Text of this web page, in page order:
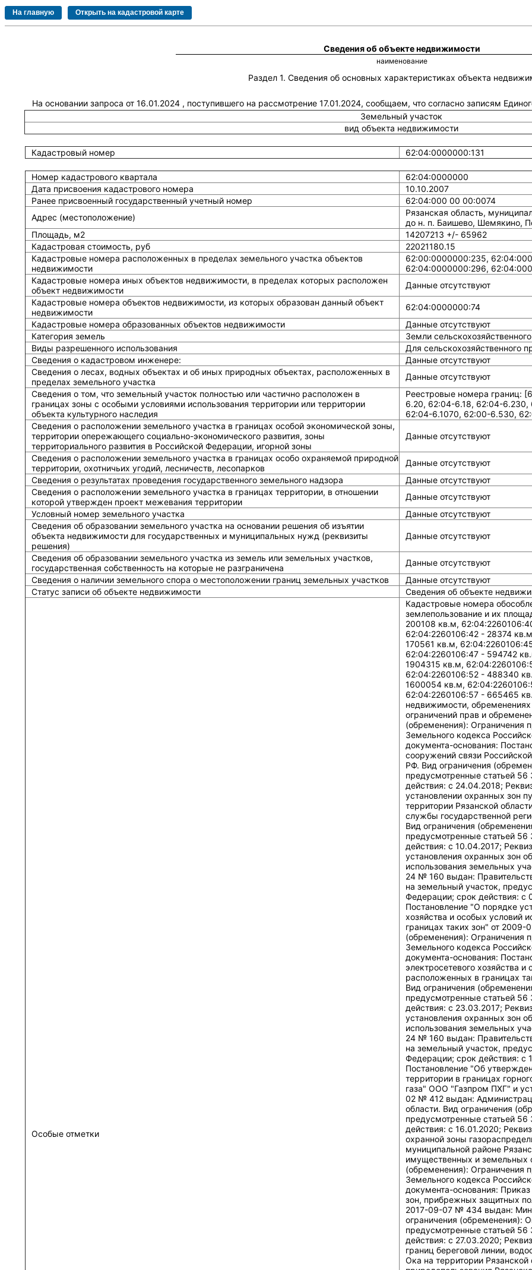
Сведения об объекте недвижимости
наименование
Раздел 1. Сведения об основных характеристиках объекта
На основании запроса от 16.01.2024 , поступившего на рассмотрение 17.01.2024, сообщаем, что согласно записям
Земельный участок
вид объекта недвижимости
Кадастровый номер 62:04:0000000:131
Номер кадастрового квартала
62:04:0000000
Дата присвоения кадастрового номера
10.10.2007
Ранее присвоенный государственный учетный номер
62:04:000 00 00:0074
Адрес (местоположение)
Рязанская область,
до н. п. Баишево, Шемякино,
Площадь, м2
14207213 +/- 65962
Кадастровая стоимость, руб
22021180.15
Кадастровые номера расположенных в пределах земельного участка объектов
недвижимости
62:00:0000000:235,
62:04:0000000:296,
Кадастровые номера иных объектов недвижимости, в пределах которых расположен
объект недвижимости
Данные отсутствуют
Кадастровые номера объектов недвижимости, из которых образован данный объект
недвижимости
62:04:0000000:74
Кадастровые номера образованных объектов недвижимости
Данные отсутствуют
Категория земель
Земли
Виды разрешенного использования
Для сельскохозяйственного
Сведения о кадастровом инженере:
Данные отсутствуют
Cведения о лесах, водных объектах и об иных природных объектах, расположенных в
пределах земельного участка
Данные отсутствуют
Сведения о том, что земельный участок полностью или частично расположен в
границах зоны с особыми условиями использования территории или территории
объекта культурного наследия
Реестровые номера границ:
6.20, 62:04-6.18, 62:04-6.230,
62:04-6.1070, 62:00-6.530,
Сведения о расположении земельного участка в границах особой экономической зоны,
территории опережающего социально-экономического развития, зоны
территориального развития в Российской Федерации, игорной зоны
Данные отсутствуют
Сведения о расположении земельного участка в границах особо охраняемой природной
территории, охотничьих угодий, лесничеств, лесопарков
Данные отсутствуют
Сведения о результатах проведения государственного земельного надзора
Данные отсутствуют
Сведения о расположении земельного участка в границах территории, в отношении
которой утвержден проект межевания территории
Данные отсутствуют
Условный номер земельного участка
Данные отсутствуют
Сведения об образовании земельного участка на основании решения об изъятии
объекта недвижимости для государственных и муниципальных нужд (реквизиты
решения)
Данные отсутствуют
Сведения об образовании земельного участка из земель или земельных участков,
государственная собственность на которые не разграничена
Данные отсутствуют
Сведения о наличии земельного спора о местоположении границ земельных участков
Данные отсутствуют
Статус записи об объекте недвижимости
Сведения об объекте
Особые отметки
Кадастровые номера обособленных (условных) участков, входящих в единое землепользование и их площади: 62:04:2260106:38 - 886900 кв.м, 62:04:2260106:39 - 200108 кв.м, 62:04:2260106:40 - 771314 кв.м, 62:04:2260106:41 - 552653 кв.м, 62:04:2260106:42 - 28374 кв.м, 62:04:2260106:43 - 95992 кв.м, 62:04:2260106:44 - 170561 кв.м, 62:04:2260106:45 - 395944 кв.м, 62:04:2260106:46 - 350449 кв.м, 62:04:2260106:47 - 594742 кв.м, 62:04:2260106:48 - 1453411 кв.м, 62:04:2260106:49 - 1904315 кв.м, 62:04:2260106:50 - 2568264 кв.м, 62:04:2260106:51 - 330418 кв.м, 62:04:2260106:52 - 488340 кв.м, 62:04:2260106:53 - 60219 кв.м, 62:04:2260106:54 - 1600054 кв.м, 62:04:2260106:55 - 278340 кв.м, 62:04:2260106:56 - 811350 кв.м, 62:04:2260106:57 - 665465 кв.м. Сведения об ограничениях права на объект недвижимости, обременениях данного объекта, не зарегистрированных в реестре прав, ограничений прав и обременений недвижимого имущества: Вид ограничения (обременения): Ограничения прав на земельный участок, предусмотренные статьей 56 Земельного кодекса Российской Федерации; срок действия: c 21.01.2016; Реквизиты документа-основания: Постановление "Об утверждении Правил охраны линий и сооружений связи Российской Федерации" от 1995-06-09 № 578 выдан: Правительство РФ. Вид ограничения (обременения): Ограничения прав на земельный участок, предусмотренные статьей 56 Земельного кодекса Российской Федерации; срок действия: c 24.04.2018; Реквизиты документа-основания: Распоряжение об установлении охранных зон пунктов государственной геодезической сети на территории Рязанской области от 2017-04-24 № р/07 выдан: Управление Федеральной службы государственной регистрации, кадастра и картографии по Рязанской области. Вид ограничения (обременения): Ограничения прав на земельный участок, предусмотренные статьей 56 Земельного кодекса Российской Федерации; срок действия: c 10.04.2017; Реквизиты документа-основания: Постановление "О порядке установления охранных зон объектов электросетевого хозяйства и особых условий использования земельных участков, расположенных в границах таких зон" от 2009-02-24 № 160 выдан: Правительство РФ. Вид ограничения (обременения): Ограничения прав на земельный участок, предусмотренные статьей 56 Земельного кодекса Российской Федерации; срок действия: c 06.04.2017; Реквизиты документа-основания: Постановление "О порядке установления охранных зон объектов электросетевого хозяйства и особых условий использования земельных участков, расположенных в границах таких зон" от 2009-02-24 № 160 выдан: Правительство РФ. Вид ограничения (обременения): Ограничения прав на земельный участок, предусмотренные статьей 56 Земельного кодекса Российской Федерации; срок действия: c 06.04.2017; Реквизиты документа-основания: Постановление "О порядке установления охранных зон объектов электросетевого хозяйства и особых условий использования земельных участков, расположенных в границах таких зон" от 2009-02-24 № 160 выдан: Правительство РФ. Вид ограничения (обременения): Ограничения прав на земельный участок, предусмотренные статьей 56 Земельного кодекса Российской Федерации;